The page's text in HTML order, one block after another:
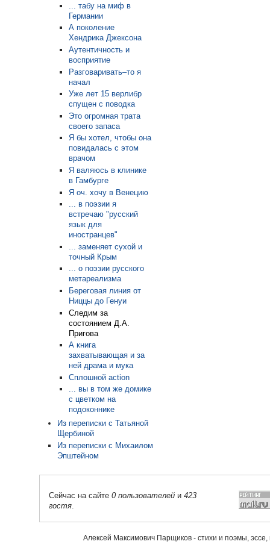
... табу на миф в
Германии
А поколение
Хендрика Джексона
Аутентичность и
восприятие
Разговаривать–то я
начал
Уже лет 15 верлибр
спущен с поводка
Это огромная трата
своего запаса
Я бы хотел, чтобы она
повидалась с этом
врачом
Я валяюсь в клинике
в Гамбурге
Я оч. хочу в Венецию
... в поэзии я
встречаю "русский
язык для
иностранцев"
... заменяет сухой и
точный Крым
... о поэзии русского
метареализма
Береговая линия от
Ниццы до Генуи
Следим за
состоянием Д.А.
Пригова
А книга
захватывающая и за
ней драма и мука
Сплошной action
... вы в том же домике
с цветком на
подоконнике
Из переписки с Татьяной
Щербиной
Из переписки с Михаилом
Эпштейном
Сейчас на сайте 0 пользователей и 423
гостя.
Алексей Максимович Парщиков - стихи и поэмы,